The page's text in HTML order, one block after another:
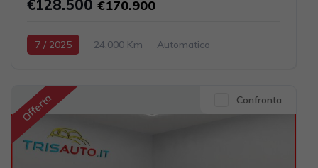
€128.500 €170.900
7 / 2025 24.000 Km
Automatico
4395cc 585CV / 430KW
Offerta Confronta